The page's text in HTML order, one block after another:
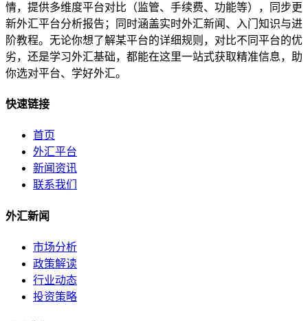
情，提供多维度平台对比（监管、手续费、功能等），同步更
新外汇平台分析报告；同时涵盖实时外汇新闻、入门知识与进
阶教程。无论你想了解某平台的详细规则，对比不同平台的优
劣，还是学习外汇基础，都能在这里一站式获取精准信息，助
你选对平台、学好外汇。
快速链接
首页
外汇平台
新闻资讯
联系我们
外汇新闻
市场分析
政策解读
行业动态
投资策略